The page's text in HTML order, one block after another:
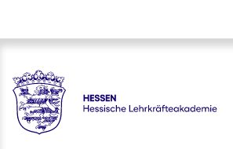
Hessen - Hessische Lehrkräfteakademie